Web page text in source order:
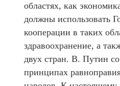
областях, как
должны использовать
кооперации в таких
здравоохранение, а
двух стран. В. Путин
принципах